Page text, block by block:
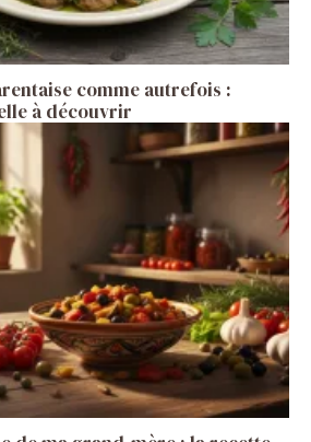
comme autrefois :
à découvrir